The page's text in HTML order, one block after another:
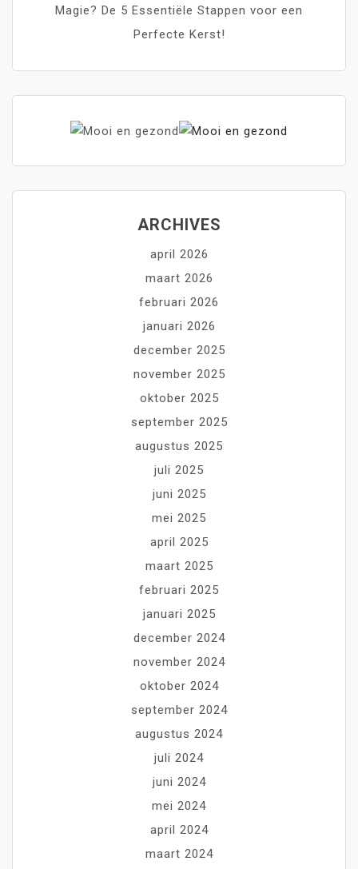
Magie? De 5 Essentiële Stappen voor een
Perfecte Kerst!
ARCHIVES
april 2026
maart 2026
februari 2026
januari 2026
december 2025
november 2025
oktober 2025
september 2025
augustus 2025
juli 2025
juni 2025
mei 2025
april 2025
maart 2025
februari 2025
januari 2025
december 2024
november 2024
oktober 2024
september 2024
augustus 2024
juli 2024
juni 2024
mei 2024
april 2024
maart 2024